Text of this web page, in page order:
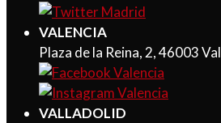
VALENCIA
Plaza de la Reina, 2, 46003
VALLADOLID